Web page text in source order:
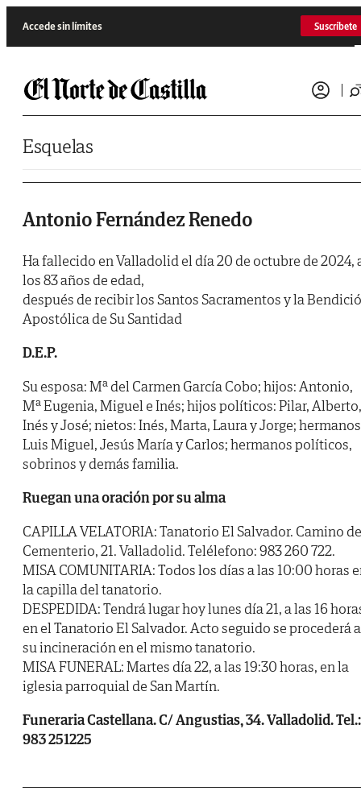
Accede sin límites Suscríbete
Esquelas
Antonio Fernández Renedo
Ha fallecido en Valladolid el día 20 de octubre de 2024,
los 83 años de edad,
después de recibir los Santos Sacramentos y la
Apostólica de Su Santidad
D.E.P.
Su esposa: Mª del Carmen García Cobo; hijos: Antonio,
Mª Eugenia, Miguel e Inés; hijos políticos: Pilar, Alberto,
Inés y José; nietos: Inés, Marta, Laura y Jorge;
Luis Miguel, Jesús María y Carlos; hermanos políticos,
sobrinos y demás familia.
Ruegan una oración por su alma
CAPILLA VELATORIA: Tanatorio El Salvador. Camino
Cementerio, 21. Valladolid. Telélefono: 983 260 722.
MISA COMUNITARIA: Todos los días a las 10:00 horas
la capilla del tanatorio.
DESPEDIDA: Tendrá lugar hoy lunes día 21, a las 16
en el Tanatorio El Salvador. Acto seguido se procederá a
su incineración en el mismo tanatorio.
MISA FUNERAL: Martes día 22, a las 19:30 horas, en la
iglesia parroquial de San Martín.
Funeraria Castellana. C/ Angustias, 34. Valladolid. Tel.:
983 251225